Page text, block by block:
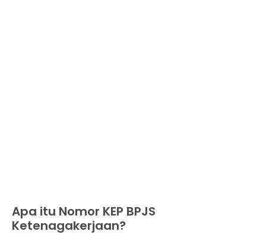
Apa itu Nomor KEP BPJS
Ketenagakerjaan?